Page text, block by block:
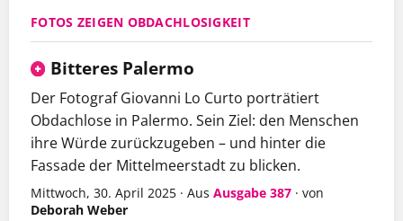
FOTOS ZEIGEN OBDACHLOSIGKEIT
Bitteres Palermo
Der Fotograf Giovanni Lo Curto porträtiert
Obdachlose in Palermo. Sein Ziel: den Menschen
ihre Würde zurückzugeben – und hinter die
Fassade der Mittelmeerstadt zu blicken.
Mittwoch, 30. April 2025 · Aus Ausgabe 387 · von
Deborah Weber